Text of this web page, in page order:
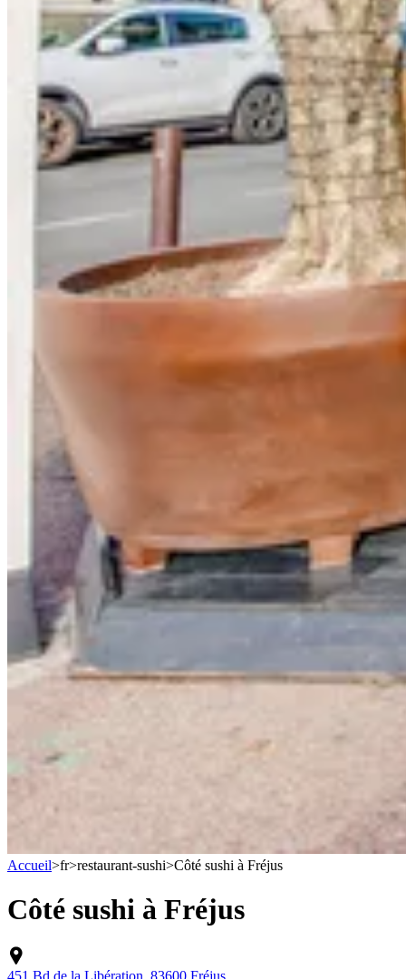
Accueil>fr>restaurant-sushi>Côté sushi à Fréjus
Côté sushi à Fréjus
451 Bd de la Libération, 83600 Fréjus